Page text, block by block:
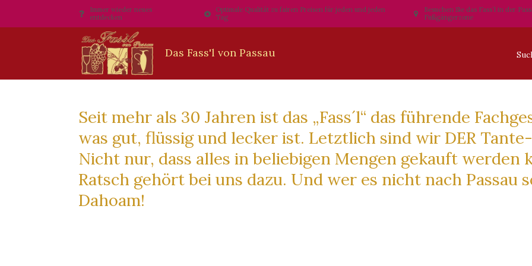
Immer wieder neues
entdecken
Optimale Qualität zu fairen Preisen für jeden und jeden
Tag
Besuchen Sie das Fass´l in der
Fußgängerzone
Seit mehr als 30 Jahren ist das „Fass´l“ das führende
was gut, flüssig und lecker ist. Letztlich sind wir DER
Nicht nur, dass alles in beliebigen Mengen gekauft werden
Ratsch gehört bei uns dazu. Und wer es nicht nach Passau
Dahoam!